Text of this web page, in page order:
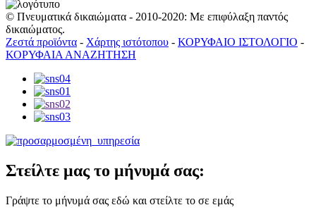
© Πνευματικά δικαιώματα - 2010-2020: Με επιφύλαξη παντός
δικαιώματος.
Ζεστά προϊόντα - Χάρτης ιστότοπου - ΚΟΡΥΦΑΙΟ ΙΣΤΟΛΟΓΙΟ -
ΚΟΡΥΦΑΙΑ ΑΝΑΖΗΤΗΣΗ
Στείλτε μας το μήνυμά σας:
Γράψτε το μήνυμά σας εδώ και στείλτε το σε εμάς